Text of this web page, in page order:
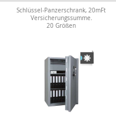
Schlüssel-Panzerschrank, 20mFt
Versicherungssumme.
20 Größen